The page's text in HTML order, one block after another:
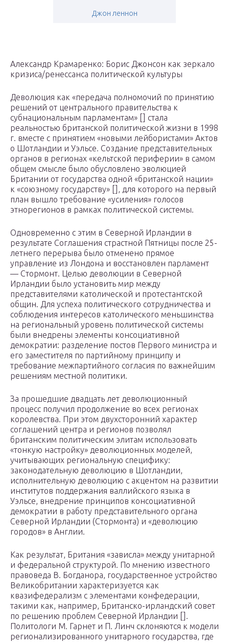
Джон леннон
Александр Крамаренко: Борис Джонсон как зеркало
кризиса/ренессанса политической культуры
Деволюция как «передача полномочий по принятию
решений от центрального правительства к
субнациональным парламентам» [] стала
реальностью британской политической жизни в 1998
г. вместе с принятием «новыми лейбористами» Актов
о Шотландии и Уэльсе. Создание представительных
органов в регионах «кельтской периферии» в самом
общем смысле было обусловлено эволюцией
Британии от государства одной «британской нации»
к «союзному государству» [], для которого на первый
план вышло требование «усиления» голосов
этнорегионов в рамках политической системы.
Одновременно с этим в Северной Ирландии в
результате Соглашения страстной Пятницы после 25-
летнего перерыва было отменено прямое
управление из Лондона и восстановлен парламент
— Стормонт. Целью деволюции в Северной
Ирландии было установить мир между
представителями католической и протестантской
общин. Для успеха политического сотрудничества и
соблюдения интересов католического меньшинства
на региональный уровень политической системы
были внедрены элементы консоциативной
демократии: разделение постов Первого министра и
его заместителя по партийному принципу и
требование межпартийного согласия по важнейшим
решениям местной политики.
За прошедшие двадцать лет деволюционный
процесс получил продолжение во всех регионах
королевства. При этом двухсторонний характер
соглашений центра и регионов позволял
британским политическим элитам использовать
«тонкую настройку» деволюционных моделей,
учитывающих региональную специфику:
законодательную деволюцию в Шотландии,
исполнительную деволюцию с акцентом на развитии
институтов поддержания валлийского языка в
Уэльсе, внедрение принципов консоциативной
демократии в работу представительного органа
Северной Ирландии (Стормонта) и «деволюцию
городов» в Англии.
Как результат, Британия «зависла» между унитарной
и федеральной структурой. По мнению известного
правоведа В. Богданора, государственное устройство
Великобритании характеризуется как
квазифедерализм с элементами конфедерации,
такими как, например, Британско-ирландский совет
по решению проблем Северной Ирландии [].
Политологи М. Гарнет и П. Линч склоняются к модели
регионализированного унитарного государства, где